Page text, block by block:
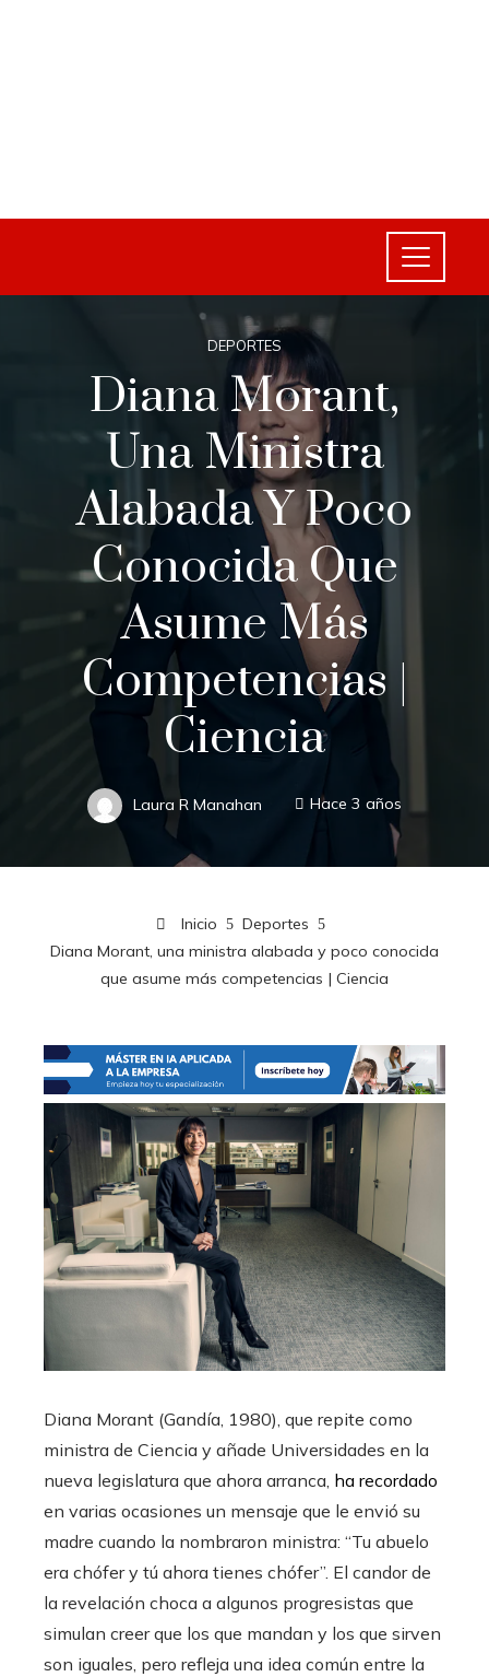
DEPORTES
Diana Morant,
Una Ministra
Alabada Y Poco
Conocida Que
Asume Más
Competencias |
Ciencia
Laura R Manahan Hace 3 años
Inicio
Deportes
Diana Morant, una ministra alabada y poco conocida
que asume más competencias | Ciencia
Diana Morant (Gandía, 1980), que repite como
ministra de Ciencia y añade Universidades en la
nueva legislatura que ahora arranca, ha recordado
en varias ocasiones un mensaje que le envió su
madre cuando la nombraron ministra: “Tu abuelo
era chófer y tú ahora tienes chófer”. El candor de
la revelación choca a algunos progresistas que
simulan creer que los que mandan y los que sirven
son iguales, pero refleja una idea común entre la